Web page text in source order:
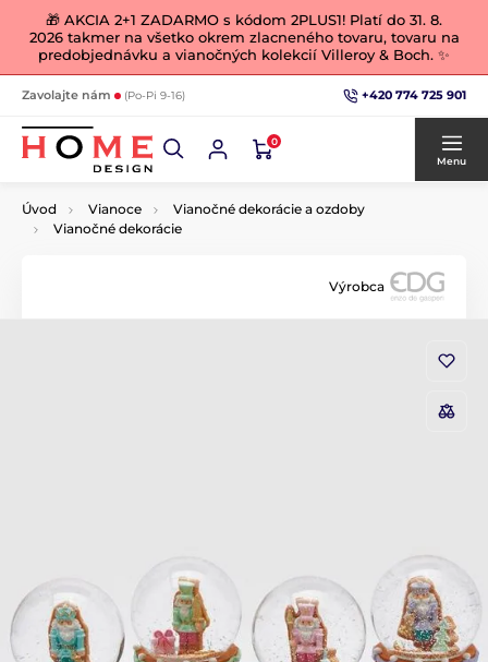
🎁 AKCIA 2+1 ZADARMO s kódom 2PLUS1! Platí do 31. 8.
2026 takmer na všetko okrem zlacneného tovaru, tovaru na
predobjednávku a vianočných kolekcií Villeroy & Boch. ✨
Zavolajte nám (Po-Pi 9-16) +420 774 725 901
0
Menu
Úvod Vianoce
Vianočné dekorácie a ozdoby
Vianočné dekorácie
Výrobca